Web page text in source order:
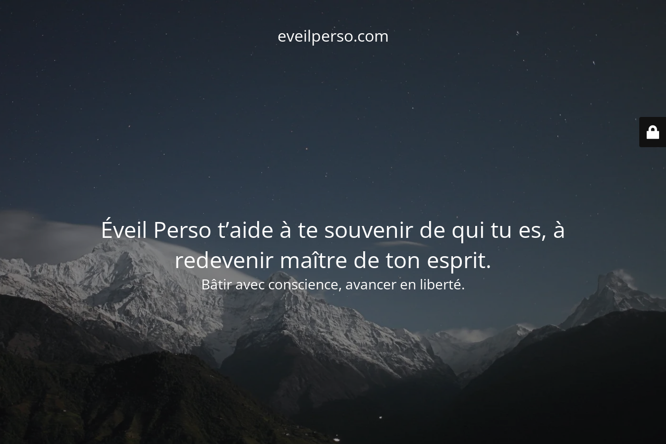
eveilperso.com
Éveil Perso t’aide à te souvenir de qui tu es, à
redevenir maître de ton esprit.
Bâtir avec conscience, avancer en liberté.